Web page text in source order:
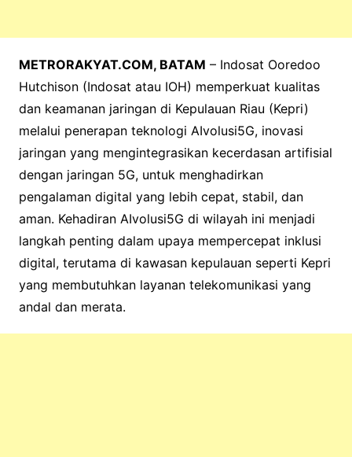
METRORAKYAT.COM, BATAM – Indosat Ooredoo
Hutchison (Indosat atau IOH) memperkuat kualitas
dan keamanan jaringan di Kepulauan Riau (Kepri)
melalui penerapan teknologi AIvolusi5G, inovasi
jaringan yang mengintegrasikan kecerdasan artifisial
dengan jaringan 5G, untuk menghadirkan
pengalaman digital yang lebih cepat, stabil, dan
aman. Kehadiran AIvolusi5G di wilayah ini menjadi
langkah penting dalam upaya mempercepat inklusi
digital, terutama di kawasan kepulauan seperti Kepri
yang membutuhkan layanan telekomunikasi yang
andal dan merata.